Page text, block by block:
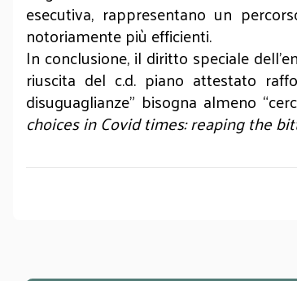
esecutiva, rappresentano un
notoriamente più efficienti.
In conclusione, il diritto speciale
riuscita del c.d. piano attestato
disuguaglianze” bisogna almeno
choices in Covid times: reaping the